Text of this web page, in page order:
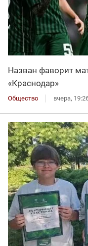
Назван фаворит
«Краснодар»
Общество вчера,